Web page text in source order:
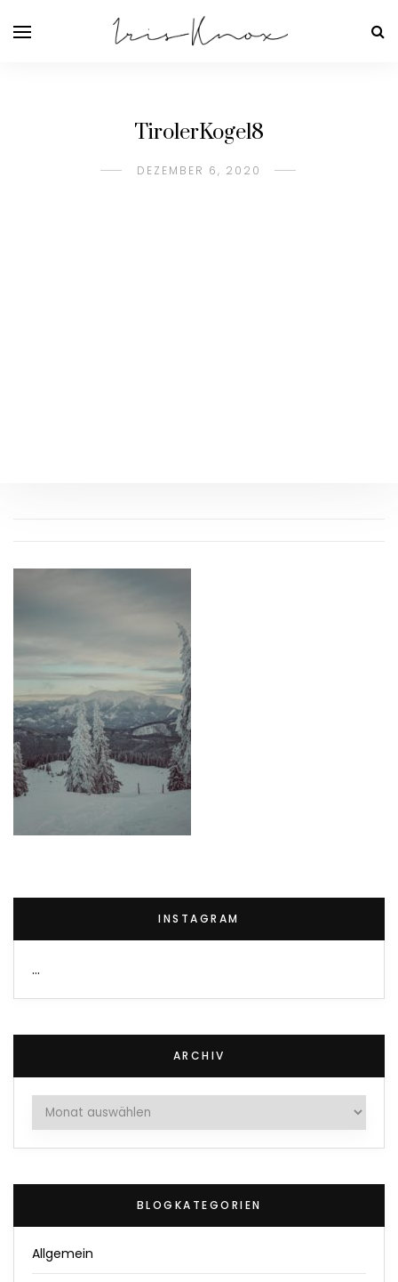
TirolerKogel8
DEZEMBER 6, 2020
INSTAGRAM
…
ARCHIV
Archiv
BLOGKATEGORIEN
Allgemein